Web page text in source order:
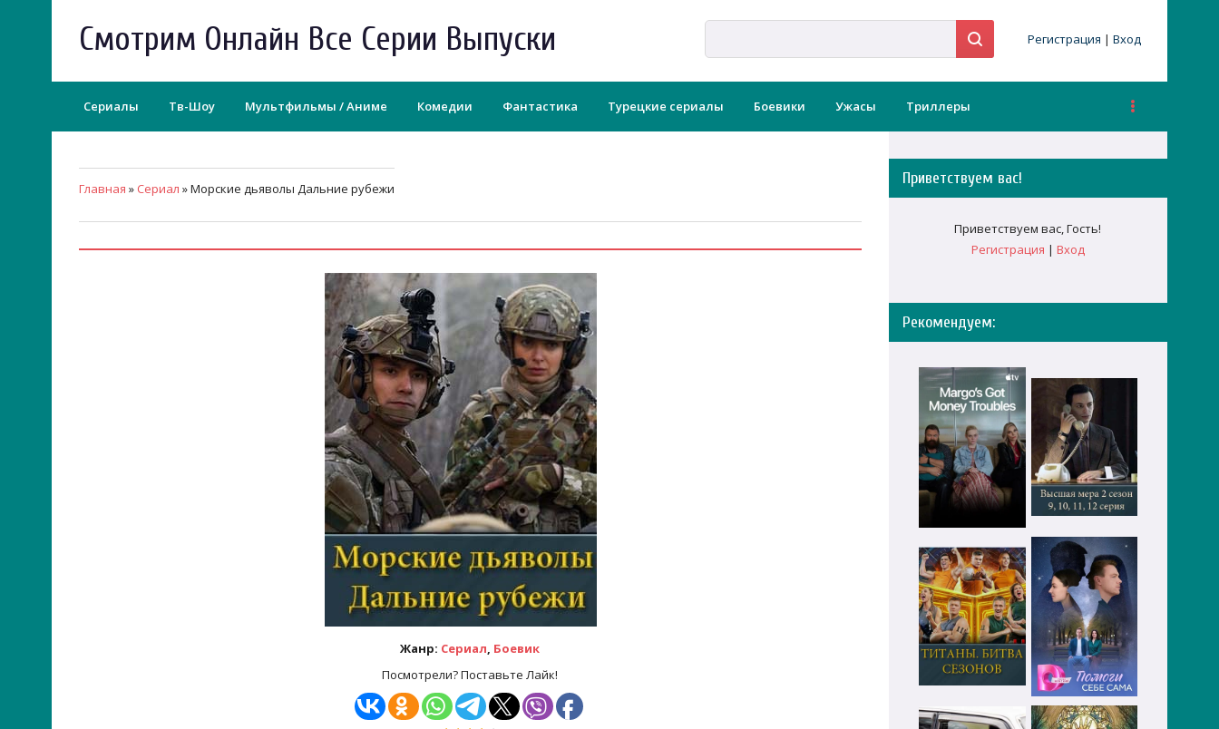
Смотрим Онлайн Все Серии Выпуски Регистрация | Вход
Сериалы Тв-Шоу Мультфильмы / Аниме Комедии Фантастика Турецкие сериалы Боевики Ужасы Триллеры
Главная » Сериал » Морские дьяволы Дальние рубежи
Жанр: Сериал, Боевик
Посмотрели? Поставьте Лайк!
Приветствуем вас!
Приветствуем вас,Гость!
Регистрация | Вход
Рекомендуем: